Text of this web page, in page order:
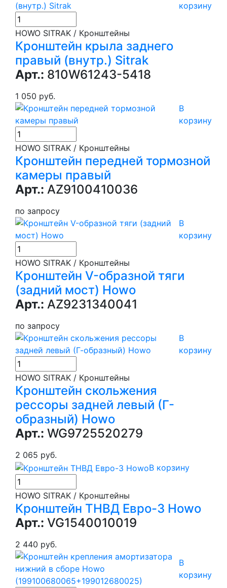
корзину
HOWO SITRAK / Кронштейны
Кронштейн крыла заднего
правый (внутр.) Sitrak
Арт.: 810W61243-5418
1 050 руб.
В
корзину
HOWO SITRAK / Кронштейны
Кронштейн передней тормозной
камеры правый
Арт.: AZ9100410036
по запросу
В
корзину
HOWO SITRAK / Кронштейны
Кронштейн V-образной тяги
(задний мост) Howo
Арт.: AZ9231340041
по запросу
В
корзину
HOWO SITRAK / Кронштейны
Кронштейн скольжения
рессоры задней левый (Г-
образный) Howo
Арт.: WG9725520279
2 065 руб.
В корзину
HOWO SITRAK / Кронштейны
Кронштейн ТНВД Евро-3 Howo
Арт.: VG1540010019
2 440 руб.
В
корзину